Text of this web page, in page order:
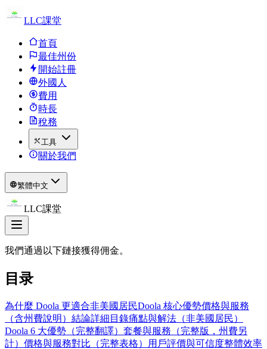
LLC課堂
首頁
最佳州份
開始註冊
外國人
費用
時長
稅務
工具
關於我們
繁體中文
LLC課堂
我們通過以下鏈接獲得佣金。
目录
為什麼 Doola 更適合非美國居民Doola 核心優勢價格與服務
（含州費說明） 結論詳細目錄痛點與解法（非美國居民）
Doola 6 大優勢（完整翻譯） 套餐與服務（完整版，州費另
計） 價格與服務對比（完整表格） 用戶評價與可信度整體效率